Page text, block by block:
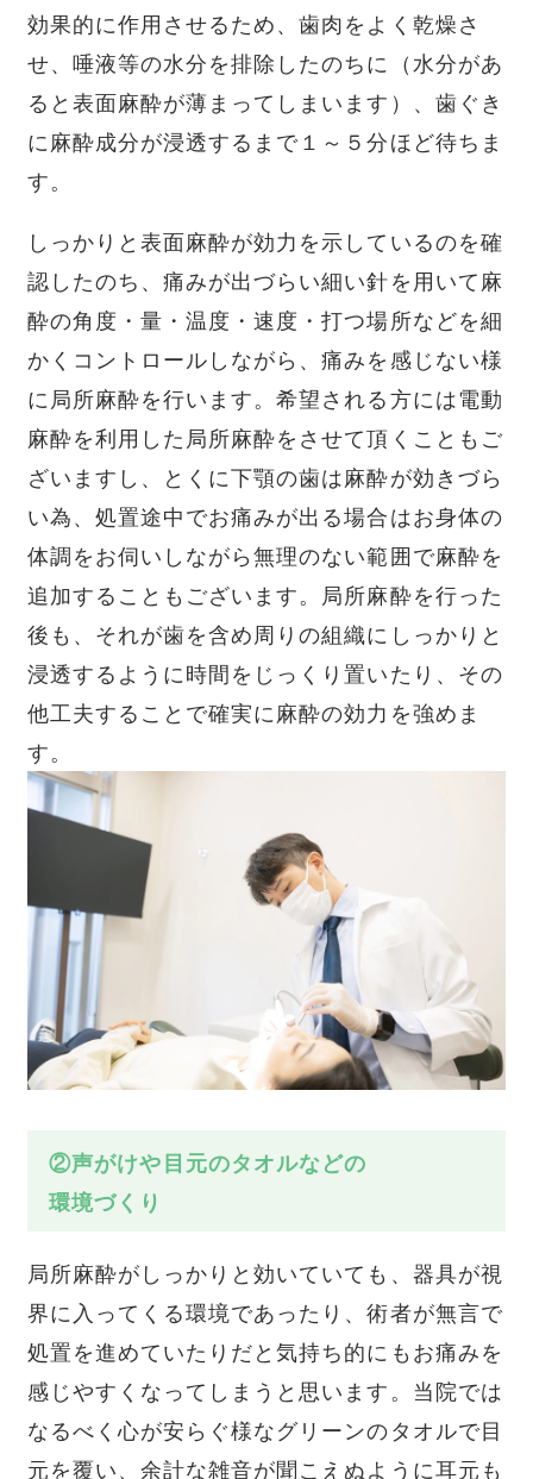
効果的に作用させるため、歯肉をよく乾燥さ
せ、唾液等の水分を排除したのちに（水分があ
ると表面麻酔が薄まってしまいます）、歯ぐき
に麻酔成分が浸透するまで１～５分ほど待ちま
す。
しっかりと表面麻酔が効力を示しているのを確
認したのち、痛みが出づらい細い針を用いて麻
酔の角度・量・温度・速度・打つ場所などを細
かくコントロールしながら、痛みを感じない様
に局所麻酔を行います。希望される方には電動
麻酔を利用した局所麻酔をさせて頂くこともご
ざいますし、とくに下顎の歯は麻酔が効きづら
い為、処置途中でお痛みが出る場合はお身体の
体調をお伺いしながら無理のない範囲で麻酔を
追加することもございます。局所麻酔を行った
後も、それが歯を含め周りの組織にしっかりと
浸透するように時間をじっくり置いたり、その
他工夫することで確実に麻酔の効力を強めま
す。
②声がけや目元のタオルなどの
環境づくり
局所麻酔がしっかりと効いていても、器具が視
界に入ってくる環境であったり、術者が無言で
処置を進めていたりだと気持ち的にもお痛みを
感じやすくなってしまうと思います。当院では
なるべく心が安らぐ様なグリーンのタオルで目
元を覆い、余計な雑音が聞こえぬように耳元も